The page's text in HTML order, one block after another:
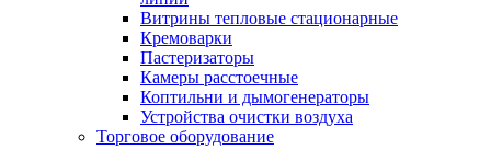
Витрины тепловые стационарные
Кремоварки
Пастеризаторы
Камеры расстоечные
Коптильни и дымогенераторы
Устройства очистки воздуха
Торговое оборудование